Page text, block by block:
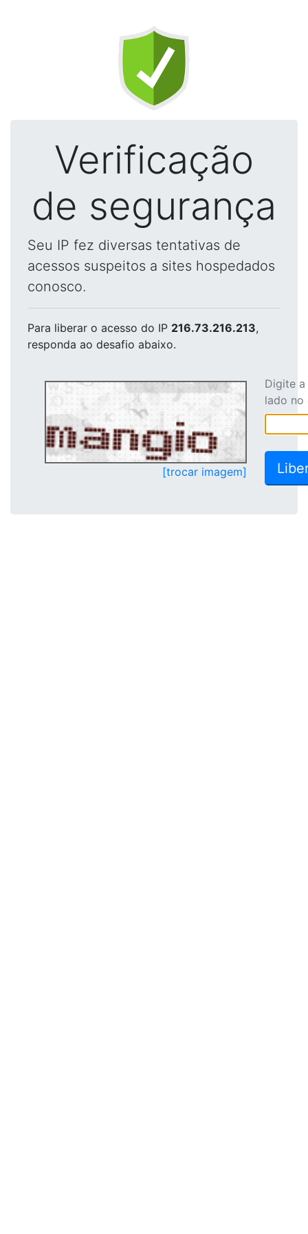
Verificação
de segurança
Seu IP fez diversas tentativas de
acessos suspeitos a sites hospedados
conosco.
Para liberar o acesso do IP 216.73.216.213,
responda ao desafio abaixo.
[trocar imagem]
Digite
lado no